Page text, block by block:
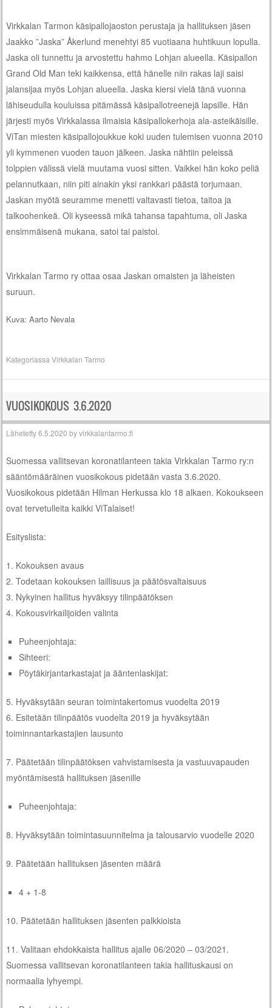
Virkkalan Tarmon käsipallojaoston perustaja ja hallituksen jäsen
Jaakko ”Jaska” Åkerlund menehtyi 85 vuotiaana huhtikuun lopulla.
Jaska oli tunnettu ja arvostettu hahmo Lohjan alueella. Käsipallon
Grand Old Man teki kaikkensa, että hänelle niin rakas laji saisi
jalansijaa myös Lohjan alueella. Jaska kiersi vielä tänä vuonna
lähiseudulla kouluissa pitämässä käsipallotreenejä lapsille. Hän
järjesti myös Virkkalassa ilmaisia käsipallokerhoja ala-asteikäisille.
ViTan miesten käsipallojoukkue koki uuden tulemisen vuonna 2010
yli kymmenen vuoden tauon jälkeen. Jaska nähtiin peleissä
tolppien välissä vielä muutama vuosi sitten. Vaikkei hän koko peliä
pelannutkaan, niin piti ainakin yksi rankkari päästä torjumaan.
Jaskan myötä seuramme menetti valtavasti tietoa, taitoa ja
talkoohenkeä. Oli kyseessä mikä tahansa tapahtuma, oli Jaska
ensimmäisenä mukana, satoi tai paistoi.
Virkkalan Tarmo ry ottaa osaa Jaskan omaisten ja läheisten
suruun.
Kuva: Aarto Nevala
KategoriassaVirkkalan Tarmo
VUOSIKOKOUS 3.6.2020
Lähetetty6.5.2020 byvirkkalantarmo.fi
Suomessa vallitsevan koronatilanteen takia Virkkalan Tarmo ry:n
sääntömääräinen vuosikokous pidetään vasta 3.6.2020.
Vuosikokous pidetään Hilman Herkussa klo 18 alkaen. Kokoukseen
ovat tervetulleita kaikki ViTalaiset!
Esityslista:
1. Kokouksen avaus
2. Todetaan kokouksen laillisuus ja päätösvaltaisuus
3. Nykyinen hallitus hyväksyy tilinpäätöksen
4. Kokousvirkailijoiden valinta
Puheenjohtaja:
Sihteeri:
Pöytäkirjantarkastajat ja ääntenlaskijat:
5. Hyväksytään seuran toimintakertomus vuodelta 2019
6. Esitetään tilinpäätös vuodelta 2019 ja hyväksytään
toiminnantarkastajien lausunto
7. Päätetään tilinpäätöksen vahvistamisesta ja vastuuvapauden
myöntämisestä hallituksen jäsenille
Puheenjohtaja:
8. Hyväksytään toimintasuunnitelma ja talousarvio vuodelle 2020
9. Päätetään hallituksen jäsenten määrä
4 + 1-8
10. Päätetään hallituksen jäsenten palkkioista
11. Valitaan ehdokkaista hallitus ajalle 06/2020 – 03/2021.
Suomessa vallitsevan koronatilanteen takia hallituskausi on
normaalia lyhyempi.